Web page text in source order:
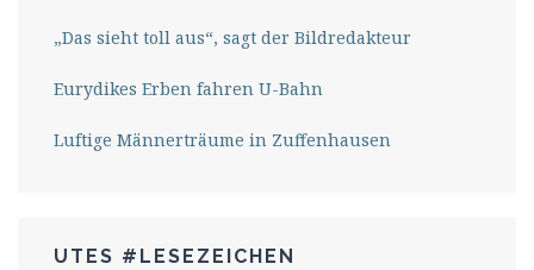
„Das sieht toll aus“, sagt der Bildredakteur
Eurydikes Erben fahren U-Bahn
Luftige Männerträume in Zuffenhausen
UTES #LESEZEICHEN